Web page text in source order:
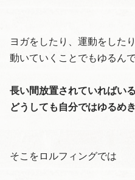
ヨガをしたり、運動をしたり
動いていくことでもゆるん
長い間放置されていればい
どうしても自分ではゆるめ
そこをロルフィングでは